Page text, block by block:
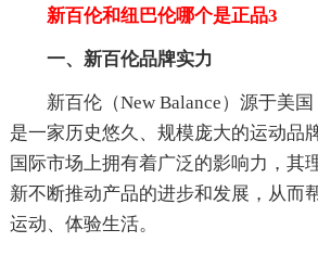
新百伦和纽巴伦哪个是正品3
一、新百伦品牌实力
新百伦（New Balance）源于美国
是一家历史悠久、规模庞大的运动品
国际市场上拥有着广泛的影响力，其
新不断推动产品的进步和发展，从而
运动、体验生活。